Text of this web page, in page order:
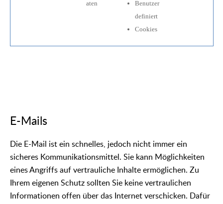
aten
Benutzer
definiert
Cookies
E-Mails
Die E-Mail ist ein schnelles, jedoch nicht immer ein
sicheres Kommunikationsmittel. Sie kann Möglichkeiten
eines Angriffs auf vertrauliche Inhalte ermöglichen. Zu
Ihrem eigenen Schutz sollten Sie keine vertraulichen
Informationen offen über das Internet verschicken. Dafür